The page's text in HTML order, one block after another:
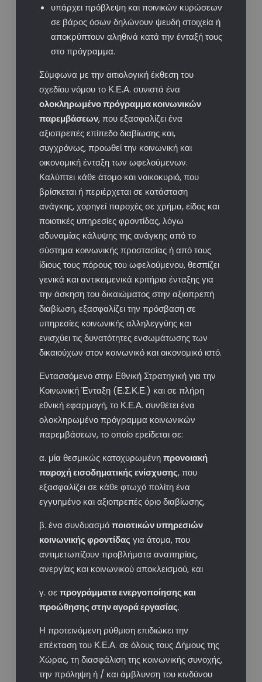
υπάρχει πρόβλεψη και ποινικών κυρώσεων
σε βάρος όσων δηλώνουν ψευδή στοιχεία ή
αποκρύπτουν αληθινά κατά την ένταξή τους
στο πρόγραμμα.
Σύμφωνα με την αιτιολογική έκθεση του
σχεδίου νόμου το Κ.Ε.Α. συνιστά ένα
ολοκληρωμένο πρόγραμμα κοινωνικών
παρεμβάσεων, που εξασφαλίζει ένα
αξιοπρεπές επίπεδο διαβίωσης και,
συγχρόνως, προωθεί την κοινωνική και
οικονομική ένταξη των ωφελούμενων.
Καλύπτει κάθε άτομο και νοικοκυριό, που
βρίσκεται ή περιέρχεται σε κατάσταση
ανάγκης, χορηγεί παροχές σε χρήμα, είδος και
ποιοτικές υπηρεσίες φροντίδας, λόγω
αδυναμίας κάλυψης της ανάγκης από το
σύστημα κοινωνικής προστασίας ή από τους
ίδιους τους πόρους του ωφελούμενου, θεσπίζει
γενικά και αντικειμενικά κριτήρια ένταξης για
την άσκηση του δικαιώματος στην αξιοπρεπή
διαβίωση, εξασφαλίζει την πρόσβαση σε
υπηρεσίες κοινωνικής αλληλεγγύης και
ενισχύει τις δυνατότητες ενσωμάτωσης των
δικαιούχων στον κοινωνικό και οικονομικό ιστό.
Εντασσόμενο στην Εθνική Στρατηγική για την
Κοινωνική Ένταξη (Ε.Σ.Κ.Ε.) και σε πλήρη
εθνική εφαρμογή, το Κ.Ε.Α. συνθέτει ένα
ολοκληρωμένο πρόγραμμα κοινωνικών
παρεμβάσεων, το οποίο ερείδεται σε:
α. μία θεσμικώς κατοχυρωμένηπρονοιακή
παροχή εισοδηματικής ενίσχυσης, που
εξασφαλίζει σε κάθε φτωχό πολίτη ένα
εγγυημένο και αξιοπρεπές όριο διαβίωσης,
β. ένα συνδυασμόποιοτικών υπηρεσιών
κοινωνικής φροντίδας για άτομα, που
αντιμετωπίζουν προβλήματα αναπηρίας,
ανεργίας και κοινωνικού αποκλεισμού, και
γ. σεπρογράμματα ενεργοποίησης και
προώθησης στην αγορά εργασίας.
Η προτεινόμενη ρύθμιση επιδιώκει την
επέκταση του Κ.Ε.Α. σε όλους τους Δήμους της
Χώρας, τη διασφάλιση της κοινωνικής συνοχής,
την πρόληψη ή / και άμβλυνση του κινδύνου